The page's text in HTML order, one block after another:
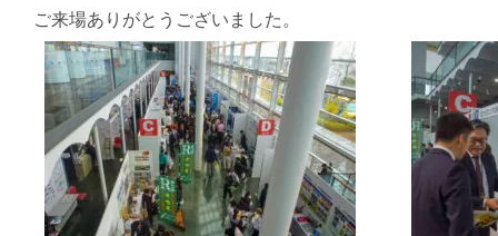
ご来場ありがとうございました。